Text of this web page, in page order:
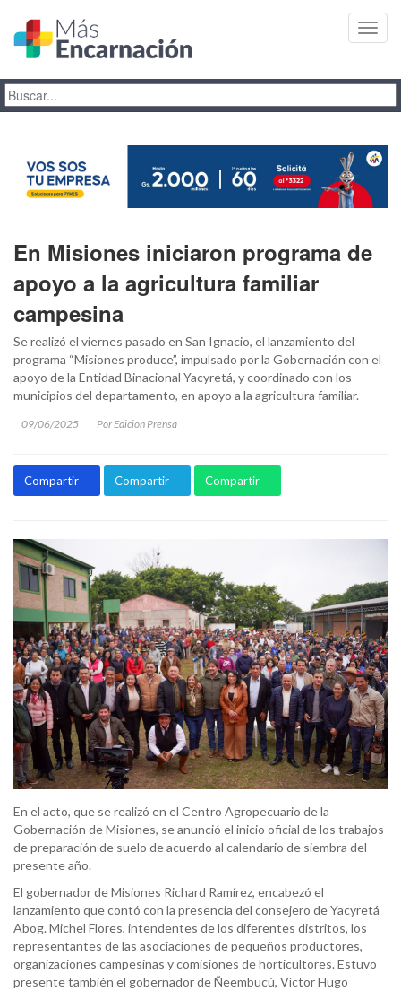
En Misiones iniciaron programa de
apoyo a la agricultura familiar
campesina
Se realizó el viernes pasado en San Ignacio, el lanzamiento del
programa “Misiones produce”, impulsado por la Gobernación con el
apoyo de la Entidad Binacional Yacyretá, y coordinado con los
municipios del departamento, en apoyo a la agricultura familiar.
09/06/2025 Por Edicion Prensa
Compartir Compartir Compartir
En el acto, que se realizó en el Centro Agropecuario de la
Gobernación de Misiones, se anunció el inicio oficial de los trabajos
de preparación de suelo de acuerdo al calendario de siembra del
presente año.
El gobernador de Misiones Richard Ramírez, encabezó el
lanzamiento que contó con la presencia del consejero de Yacyretá
Abog. Michel Flores, intendentes de los diferentes distritos, los
representantes de las asociaciones de pequeños productores,
organizaciones campesinas y comisiones de horticultores. Estuvo
presente también el gobernador de Ñeembucú, Víctor Hugo